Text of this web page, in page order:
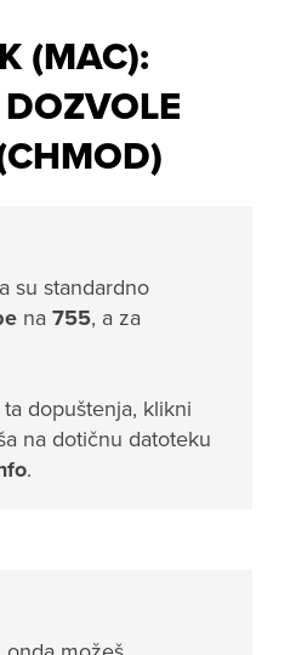
(MAC):
su standardno
na 755, a za
dopuštenja, klikni
na dotičnu datoteku
.